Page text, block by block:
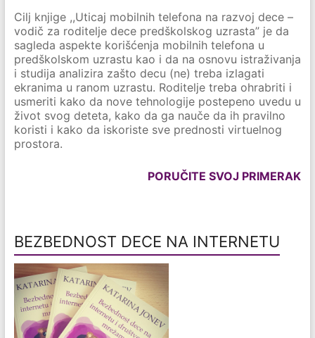
Cilj knjige ,,Uticaj mobilnih telefona na razvoj dece –
vodič za roditelje dece predškolskog uzrasta” je da
sagleda aspekte korišćenja mobilnih telefona u
predškolskom uzrastu kao i da na osnovu istraživanja
i studija analizira zašto decu (ne) treba izlagati
ekranima u ranom uzrastu. Roditelje treba ohrabriti i
usmeriti kako da nove tehnologije postepeno uvedu u
život svog deteta, kako da ga nauče da ih pravilno
koristi i kako da iskoriste sve prednosti virtuelnog
prostora.
PORUČITE SVOJ PRIMERAK
BEZBEDNOST DECE NA INTERNETU